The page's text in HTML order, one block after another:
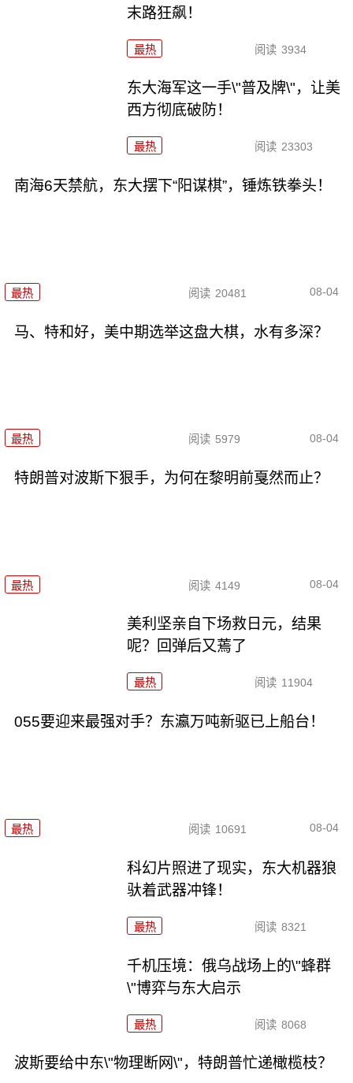
末路狂飙！
最热 阅读 3934
东大海军这一手\"普及牌\"，让美
西方彻底破防！
最热 阅读 23303
南海6天禁航，东大摆下“阳谋棋”，锤炼铁拳头！
最热 阅读 20481 08-04
马、特和好，美中期选举这盘大棋，水有多深？
最热 阅读 5979 08-04
特朗普对波斯下狠手，为何在黎明前戛然而止？
最热 阅读 4149 08-04
美利坚亲自下场救日元，结果
呢？回弹后又蔫了
最热 阅读 11904
055要迎来最强对手？东瀛万吨新驱已上船台！
最热 阅读 10691 08-04
科幻片照进了现实，东大机器狼
驮着武器冲锋！
最热 阅读 8321
千机压境：俄乌战场上的\"蜂群
\"博弈与东大启示
最热 阅读 8068
波斯要给中东\"物理断网\"，特朗普忙递橄榄枝？